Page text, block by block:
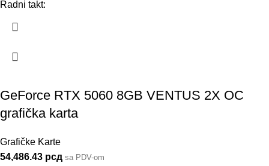
Radni takt:
GeForce RTX 5060 8GB VENTUS 2X OC
grafička karta
Grafičke Karte
54,486.43 рсд sa PDV-om